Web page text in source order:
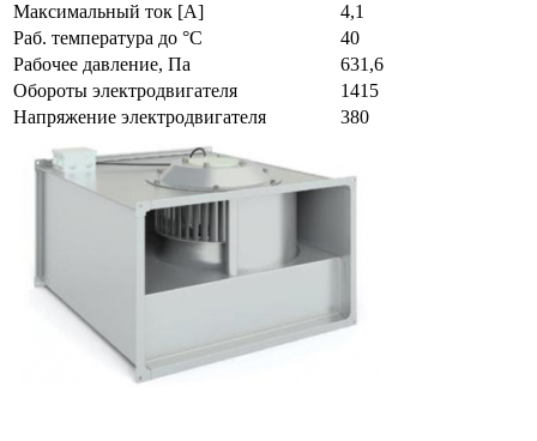
Максимальный ток [А]
4,1
Раб. температура до °С
40
Рабочее давление, Па
631,6
Обороты электродвигателя
1415
Напряжение электродвигателя
380